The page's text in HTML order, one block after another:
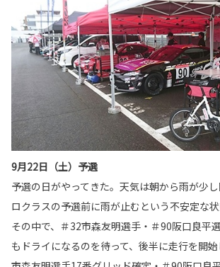
9月22日（土）予選
予選の日がやってきた。天気は朝から雨が少
ロクラスの予選前に雨が止むという不安定な状
その中で、＃32市森友明選手・＃90阪口良平
もドライになるのを待って、後半に走行を開